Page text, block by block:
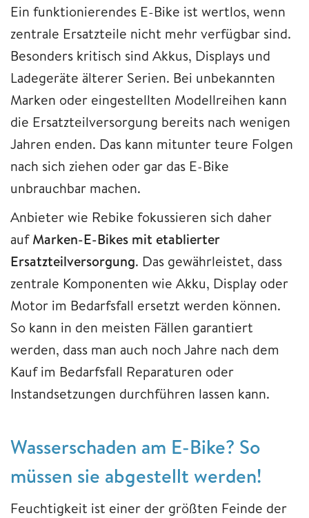
Ein funktionierendes E-Bike ist wertlos, wenn
zentrale Ersatzteile nicht mehr verfügbar sind.
Besonders kritisch sind Akkus, Displays und
Ladegeräte älterer Serien. Bei unbekannten
Marken oder eingestellten Modellreihen kann
die Ersatzteilversorgung bereits nach wenigen
Jahren enden. Das kann mitunter teure Folgen
nach sich ziehen oder gar das E-Bike
unbrauchbar machen.
Anbieter wie Rebike fokussieren sich daher
aufMarken-E-Bikes mit etablierter
Ersatzteilversorgung. Das gewährleistet, dass
zentrale Komponenten wie Akku, Display oder
Motor im Bedarfsfall ersetzt werden können.
So kann in den meisten Fällen garantiert
werden, dass man auch noch Jahre nach dem
Kauf im Bedarfsfall Reparaturen oder
Instandsetzungen durchführen lassen kann.
Wasserschaden am E-Bike? So
müssen sie abgestellt werden!
Feuchtigkeit ist einer der größten Feinde der